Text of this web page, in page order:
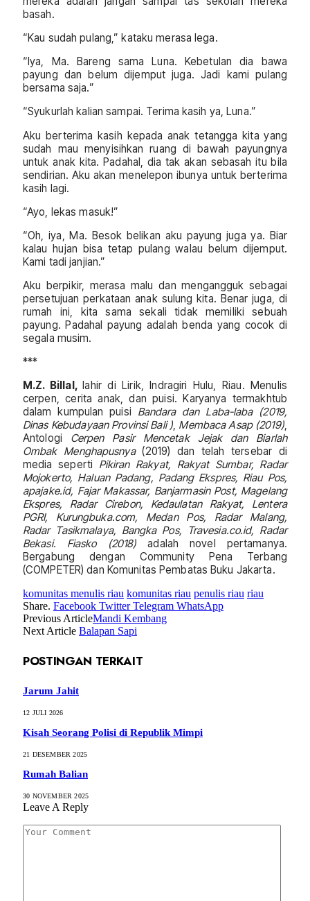
basah.
“Kau sudah pulang,” kataku merasa lega.
“Iya, Ma. Bareng sama Luna. Kebetulan dia bawa
payung dan belum dijemput juga. Jadi kami pulang
bersama saja.”
“Syukurlah kalian sampai. Terima kasih ya, Luna.”
Aku berterima kasih kepada anak tetangga kita yang
sudah mau menyisihkan ruang di bawah payungnya
untuk anak kita. Padahal, dia tak akan sebasah itu bila
sendirian. Aku akan menelepon ibunya untuk berterima
kasih lagi.
“Ayo, lekas masuk!”
“Oh, iya, Ma. Besok belikan aku payung juga ya. Biar
kalau hujan bisa tetap pulang walau belum dijemput.
Kami tadi janjian.”
Aku berpikir, merasa malu dan mengangguk sebagai
persetujuan perkataan anak sulung kita. Benar juga, di
rumah ini, kita sama sekali tidak memiliki sebuah
payung. Padahal payung adalah benda yang cocok di
segala musim.
***
M.Z. Billal, lahir di Lirik, Indragiri Hulu, Riau. Menulis
cerpen, cerita anak, dan puisi. Karyanya termakhtub
dalam kumpulan puisi Bandara dan Laba-laba (2019,
Dinas Kebudayaan Provinsi Bali ), Membaca Asap (2019),
Antologi Cerpen Pasir Mencetak Jejak dan Biarlah
Ombak Menghapusnya(2019) dan telah tersebar di
media seperti Pikiran Rakyat, Rakyat Sumbar, Radar
Mojokerto, Haluan Padang, Padang Ekspres, Riau Pos,
apajake.id, Fajar Makassar, Banjarmasin Post, Magelang
Ekspres, Radar Cirebon, Kedaulatan Rakyat, Lentera
PGRI, Kurungbuka.com, Medan Pos, Radar Malang,
Radar Tasikmalaya, Bangka Pos, Travesia.co.id, Radar
Bekasi. Fiasko (2018)adalah novel pertamanya.
Bergabung dengan Community Pena Terbang
(COMPETER) dan Komunitas Pembatas Buku Jakarta.
komunitas menulis riau komunitas riau penulis riau riau
Share. Facebook Twitter Telegram WhatsApp
Previous ArticleMandi Kembang
Next Article Balapan Sapi
POSTINGAN TERKAIT
Jarum Jahit
12 JULI 2026
Kisah Seorang Polisi di Republik Mimpi
21 DESEMBER 2025
Rumah Balian
30 NOVEMBER 2025
Leave A Reply